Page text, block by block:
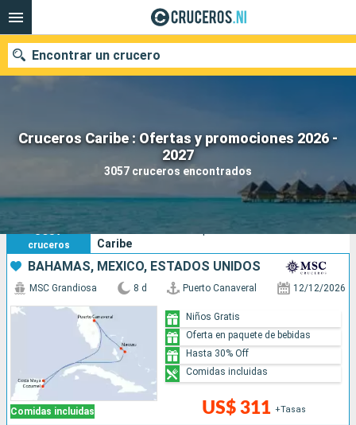
Cruceros Caribe : Ofertas y promociones 2026 -
2027
3057 cruceros encontrados
Encontrar un crucero
Nuestros destinos
Fecha de salida
Puertos
Buscar
3057
cruceros
Caribe
BAHAMAS, MÉXICO, ESTADOS UNIDOS
Comidas incluidas
MSC Grandiosa 8 d Puerto Canaveral 12/12/2026
US$ 311 +Tasas
Niños Gratis
Oferta en paquete de bebidas
Hasta 30% Off
Comidas incluidas